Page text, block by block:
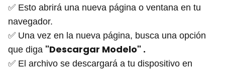
✅ Esto abrirá una nueva página o ventana en tu
navegador.
✅ Una vez en la nueva página, busca una opción
que diga "Descargar Modelo" .
✅ El archivo se descargará a tu dispositivo en